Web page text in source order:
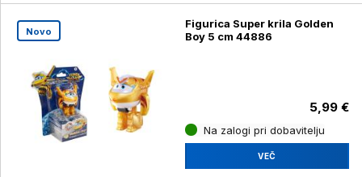
Novo
Figurica Super krila Golden
Boy 5 cm 44886
5,99 €
Na zalogi pri dobavitelju
VEČ